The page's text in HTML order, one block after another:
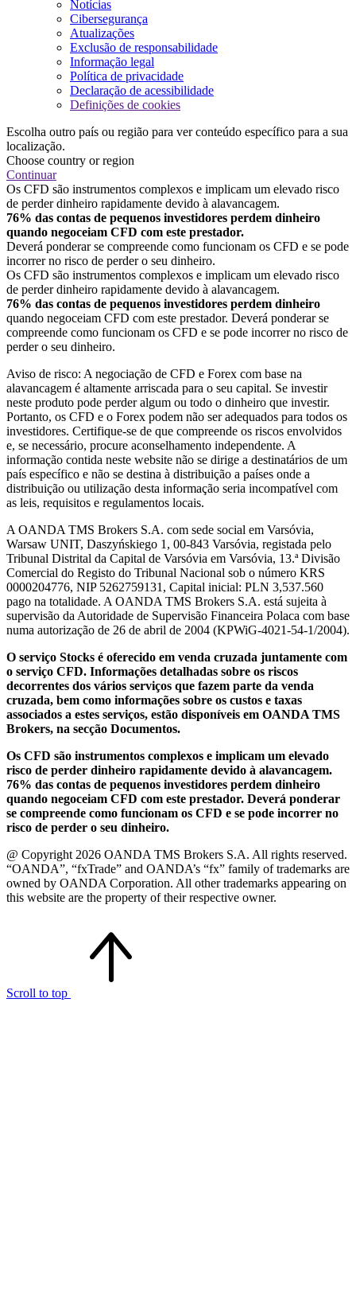
Notícias
Cibersegurança
Atualizações
Exclusão de responsabilidade
Informação legal
Política de privacidade
Declaração de acessibilidade
Definições de cookies
Escolha outro país ou região para ver conteúdo específico para a sua
localização.
Choose country or region
Continuar
Os CFD são instrumentos complexos e implicam um elevado risco
de perder dinheiro rapidamente devido à alavancagem.
76% das contas de pequenos investidores perdem dinheiro
quando negoceiam CFD com este prestador.
Deverá ponderar se compreende como funcionam os CFD e se pode
incorrer no risco de perder o seu dinheiro.
Os CFD são instrumentos complexos e implicam um elevado risco
de perder dinheiro rapidamente devido à alavancagem.
76% das contas de pequenos investidores perdem dinheiro
quando negoceiam CFD com este prestador. Deverá ponderar se
compreende como funcionam os CFD e se pode incorrer no risco de
perder o seu dinheiro.
Aviso de risco: A negociação de CFD e Forex com base na
alavancagem é altamente arriscada para o seu capital. Se investir
neste produto pode perder algum ou todo o dinheiro que investir.
Portanto, os CFD e o Forex podem não ser adequados para todos os
investidores. Certifique-se de que compreende os riscos envolvidos
e, se necessário, procure aconselhamento independente. A
informação contida neste website não se dirige a destinatários de um
país específico e não se destina à distribuição a países onde a
distribuição ou utilização desta informação seria incompatível com
as leis, requisitos e regulamentos locais.
A OANDA TMS Brokers S.A. com sede social em Varsóvia,
Warsaw UNIT, Daszyńskiego 1, 00-843 Varsóvia, registada pelo
Tribunal Distrital da Capital de Varsóvia em Varsóvia, 13.ª Divisão
Comercial do Registo do Tribunal Nacional sob o número KRS
0000204776, NIP 5262759131, Capital inicial: PLN 3,537.560
pago na totalidade. A OANDA TMS Brokers S.A. está sujeita à
supervisão da Autoridade de Supervisão Financeira Polaca com base
numa autorização de 26 de abril de 2004 (KPWiG-4021-54-1/2004).
O serviço Stocks é oferecido em venda cruzada juntamente com
o serviço CFD. Informações detalhadas sobre os riscos
decorrentes dos vários serviços que fazem parte da venda
cruzada, bem como informações sobre os custos e taxas
associados a estes serviços, estão disponíveis em OANDA TMS
Brokers, na secção Documentos.
Os CFD são instrumentos complexos e implicam um elevado
risco de perder dinheiro rapidamente devido à alavancagem.
76% das contas de pequenos investidores perdem dinheiro
quando negoceiam CFD com este prestador. Deverá ponderar
se compreende como funcionam os CFD e se pode incorrer no
risco de perder o seu dinheiro.
@ Copyright 2026 OANDA TMS Brokers S.A. All rights reserved.
“OANDA”, “fxTrade” and OANDA’s “fx” family of trademarks are
owned by OANDA Corporation. All other trademarks appearing on
this website are the property of their respective owner.
Scroll to top